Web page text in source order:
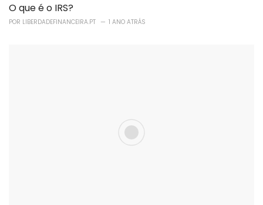
O que é o IRS?
POR LIBERDADEFINANCEIRA.PT 1 ANO ATRÁS